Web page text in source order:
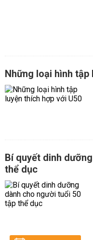
Những loại hình tập
Bí quyết dinh
thể dục